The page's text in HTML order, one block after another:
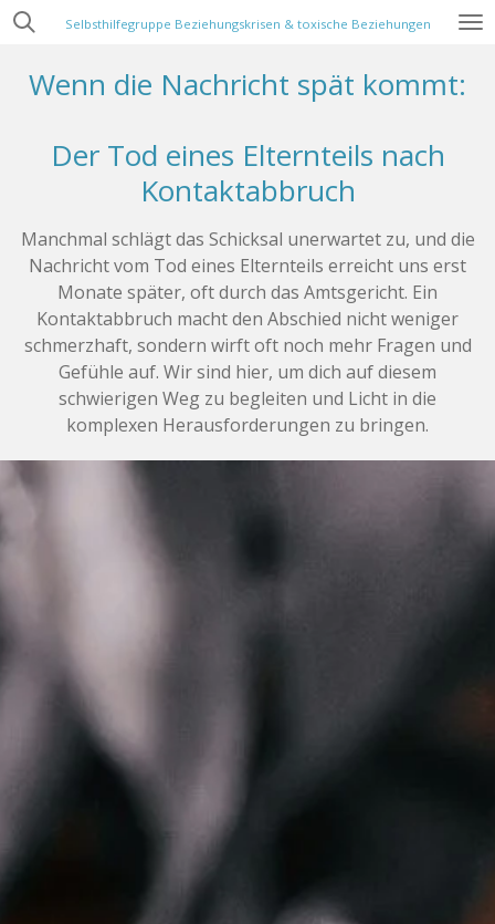
Zum
springen
Selbsthilfegruppe Beziehungskrisen & toxische Beziehungen
Wenn die Nachricht spät kommt:
Der Tod eines Elternteils nach
Kontaktabbruch
Manchmal schlägt das Schicksal unerwartet zu, und die
Nachricht vom Tod eines Elternteils erreicht uns erst
Monate später, oft durch das Amtsgericht. Ein
Kontaktabbruch macht den Abschied nicht weniger
schmerzhaft, sondern wirft oft noch mehr Fragen und
Gefühle auf. Wir sind hier, um dich auf diesem
schwierigen Weg zu begleiten und Licht in die
komplexen Herausforderungen zu bringen.